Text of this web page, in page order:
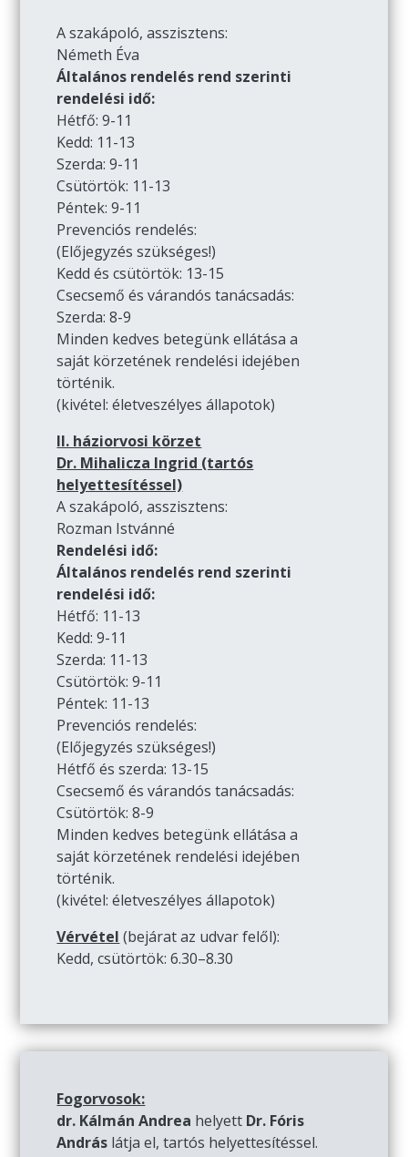
A szakápoló, asszisztens:
Németh Éva
Általános rendelés rend szerinti
rendelési idő:
Hétfő: 9-11
Kedd: 11-13
Szerda: 9-11
Csütörtök: 11-13
Péntek: 9-11
Prevenciós rendelés:
(Előjegyzés szükséges!)
Kedd és csütörtök: 13-15
Csecsemő és várandós tanácsadás:
Szerda: 8-9
Minden kedves betegünk ellátása a
saját körzetének rendelési idejében
történik.
(kivétel: életveszélyes állapotok)
II. háziorvosi körzet
Dr. Mihalicza Ingrid (tartós
helyettesítéssel)
A szakápoló, asszisztens:
Rozman Istvánné
Rendelési idő:
Általános rendelés rend szerinti
rendelési idő:
Hétfő: 11-13
Kedd: 9-11
Szerda: 11-13
Csütörtök: 9-11
Péntek: 11-13
Prevenciós rendelés:
(Előjegyzés szükséges!)
Hétfő és szerda: 13-15
Csecsemő és várandós tanácsadás:
Csütörtök: 8-9
Minden kedves betegünk ellátása a
saját körzetének rendelési idejében
történik.
(kivétel: életveszélyes állapotok)
Vérvétel (bejárat az udvar felől):
Kedd, csütörtök: 6.30–8.30
Fogorvosok:
dr. Kálmán Andrea helyett Dr. Fóris
András látja el, tartós helyettesítéssel.